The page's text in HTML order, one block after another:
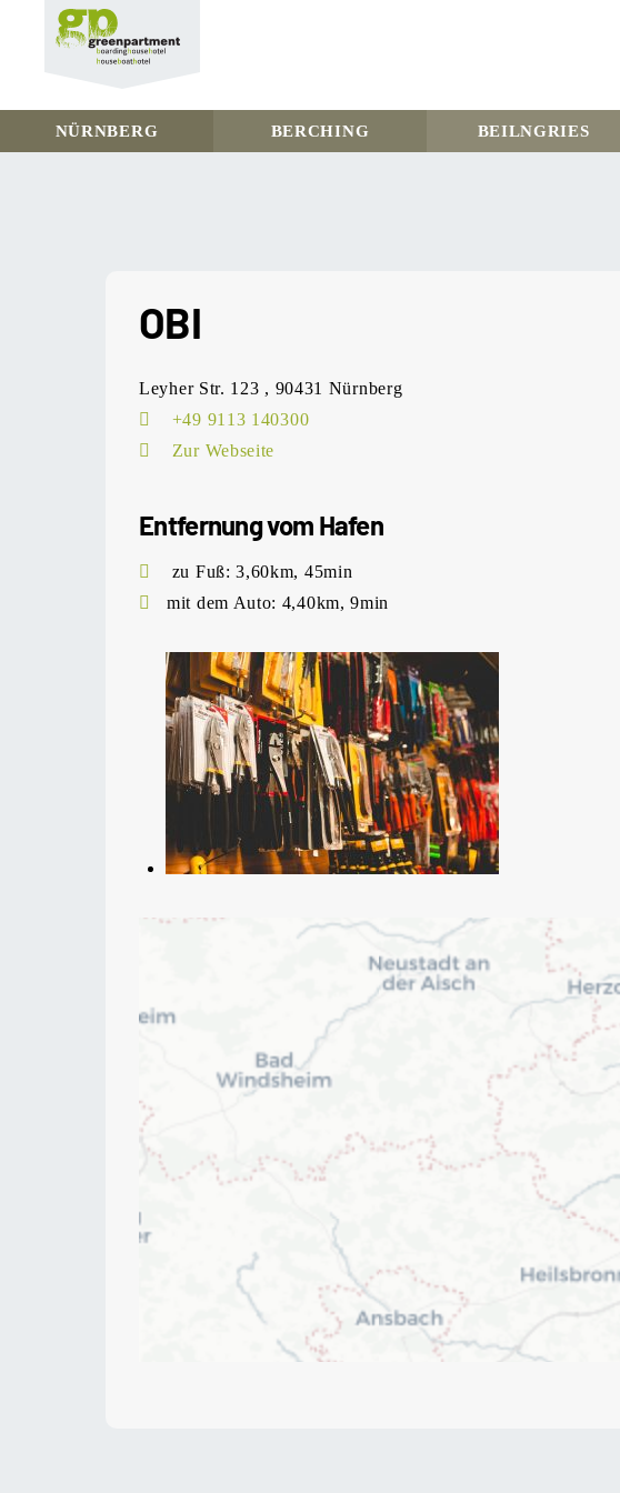
houseboathotels
NÜRNBERG BERCHING BEILNGRIES
OBI
Leyher Str. 123 , 90431 Nürnberg
+49 9113 140300
Zur Webseite
Entfernung vom Hafen
zu Fuß: 3,60km, 45min
mit dem Auto: 4,40km, 9min